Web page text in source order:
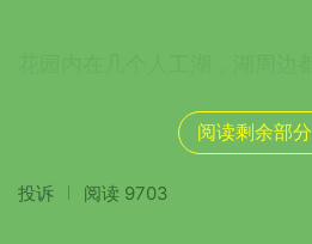
肉肉植物要有尽有。
阅读剩余部分
投诉 阅读 9703